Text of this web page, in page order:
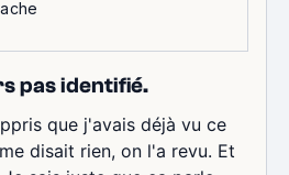
pas identifié.
que j'avais déjà vu ce
disait rien, on l'a revu. Et